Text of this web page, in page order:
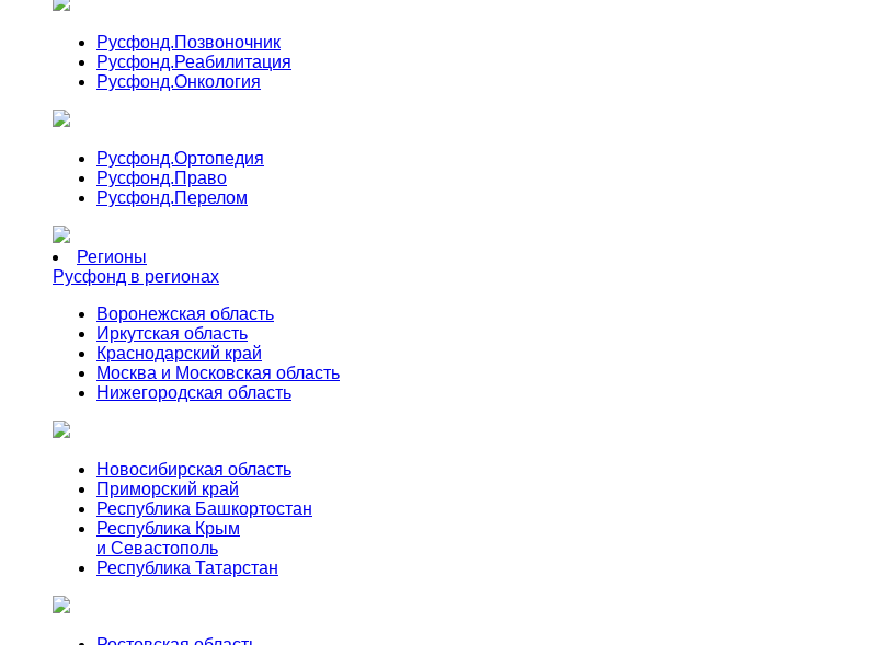
Русфонд.Позвоночник
Русфонд.Реабилитация
Русфонд.Онкология
Русфонд.Ортопедия
Русфонд.Право
Русфонд.Перелом
Регионы
Русфонд в регионах
Воронежская область
Иркутская область
Краснодарский край
Москва и Московская область
Нижегородская область
Новосибирская область
Приморский край
Республика Башкортостан
Республика Крым
и Севастополь
Республика Татарстан